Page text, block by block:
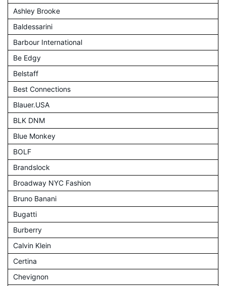
Ashley Brooke
Baldessarini
Barbour International
Be Edgy
Belstaff
Best Connections
Blauer.USA
BLK DNM
Blue Monkey
BOLF
Brandslock
Broadway NYC Fashion
Bruno Banani
Bugatti
Burberry
Calvin Klein
Certina
Chevignon